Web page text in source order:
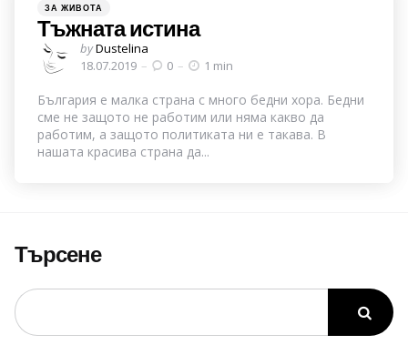
Categories
Posted
ЗА ЖИВОТА
Тъжната истина
Posted
by
byDustelina
18.07.2019
0 1 min
България е малка страна с много бедни хора. Бедни
сме не защото не работим или няма какво да
работим, а защото политиката ни е такава. В
нашата красива страна да...
Търсене